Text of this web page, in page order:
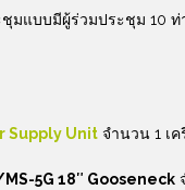
มแบบมีผู้ร่วมประชุม 10
Supply Unit จำนวน 1 เ
5G 18″ Gooseneck